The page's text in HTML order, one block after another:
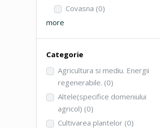
Covasna (0)
more
Categorie
Agricultura si mediu. Energii
regenerabile. (0)
Altele(specifice domeniului
agricol) (0)
Cultivarea plantelor (0)